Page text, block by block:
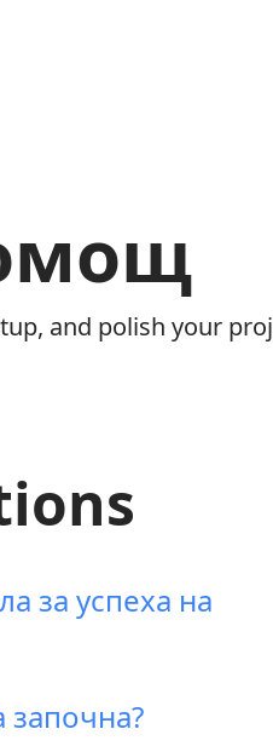
and polish your
за успеха на